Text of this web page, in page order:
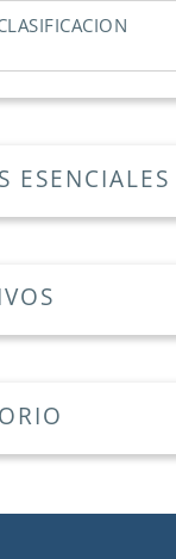
ESENCIALES